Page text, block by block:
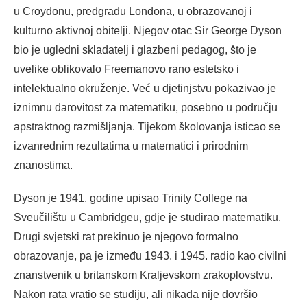
u Croydonu, predgrađu Londona, u obrazovanoj i
kulturno aktivnoj obitelji. Njegov otac Sir George Dyson
bio je ugledni skladatelj i glazbeni pedagog, što je
uvelike oblikovalo Freemanovo rano estetsko i
intelektualno okruženje. Već u djetinjstvu pokazivao je
iznimnu darovitost za matematiku, posebno u području
apstraktnog razmišljanja. Tijekom školovanja isticao se
izvanrednim rezultatima u matematici i prirodnim
znanostima.
Dyson je 1941. godine upisao Trinity College na
Sveučilištu u Cambridgeu, gdje je studirao matematiku.
Drugi svjetski rat prekinuo je njegovo formalno
obrazovanje, pa je između 1943. i 1945. radio kao civilni
znanstvenik u britanskom Kraljevskom zrakoplovstvu.
Nakon rata vratio se studiju, ali nikada nije dovršio